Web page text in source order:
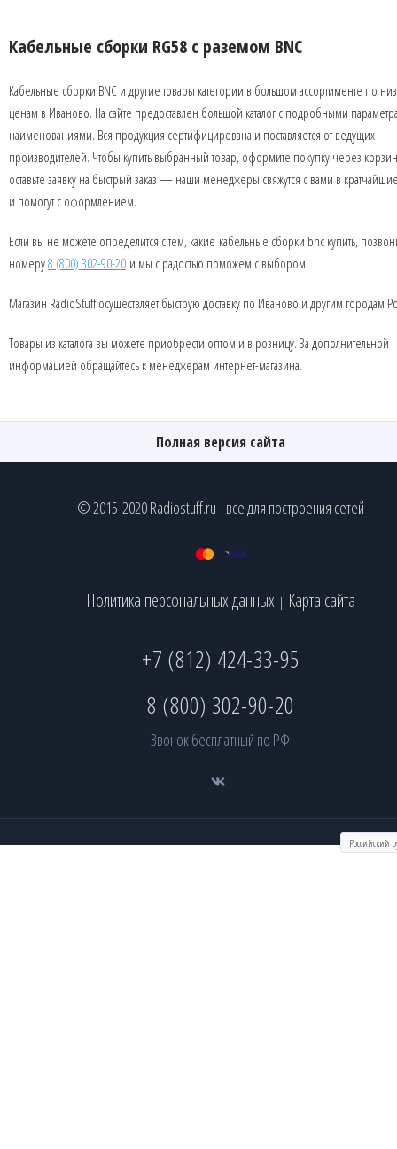
Кабельные сборки RG58 с раземом BNC
Кабельные сборки BNC и другие товары категории в большом ассортименте по
ценам в Иваново. На сайте предоставлен большой каталог с подробными
наименованиями. Вся продукция сертифицирована и поставляется от ведущих
производителей. Чтобы купить выбранный товар, оформите покупку через
оставьте заявку на быстрый заказ — наши менеджеры свяжутся с вами в
и помогут с оформлением.
Если вы не можете определится с тем, какие кабельные сборки bnc купить,
номеру8 (800) 302-90-20 и мы с радостью поможем с выбором.
Магазин RadioStuff осуществляет быструю доставку по Иваново и другим городам
Товары из каталога вы можете приобрести оптом и в розницу. За дополнительной
информацией обращайтесь к менеджерам интернет-магазина.
Полная версия сайта
© 2015-2020 Radiostuff.ru - все для построения сетей
Политика персональных данных | Карта сайта
+7 (812) 424-33-95
8 (800) 302-90-20
Звонок бесплатный по РФ